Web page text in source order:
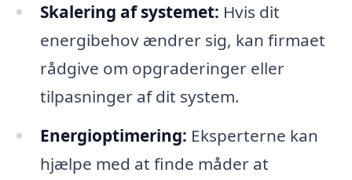
Skalering af systemet: Hvis dit
energibehov ændrer sig, kan firmaet
rådgive om opgraderinger eller
tilpasninger af dit system.
Energioptimering: Eksperterne kan
hjælpe med at finde måder at